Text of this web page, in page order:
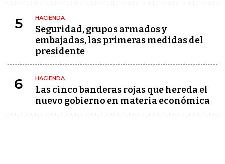
5 HACIENDA
Seguridad, grupos armados y
embajadas, las primeras medidas del
presidente
6 HACIENDA
Las cinco banderas rojas que hereda el
nuevo gobierno en materia económica